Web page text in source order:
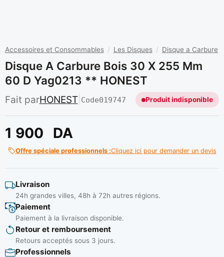
Accessoires et Consommables / Les Disques / Disque a Carbure
Disque A Carbure Bois 30 X 255 Mm
60 D Yag0213 ** HONEST
Fait parHONEST| Code019747 Produit indisponible
1 900 DA
Offre spéciale professionnels :Cliquez ici pour demander un devis
Livraison
24h grandes villes, 48h à 72h autres régions.
Paiement
Paiement à la livraison disponible.
Retour et remboursement
Retours acceptés sous 3 jours.
Professionnels